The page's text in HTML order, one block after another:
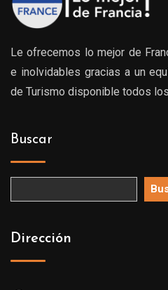
Le ofrecemos lo mejor de
e inolvidables gracias a un
de Turismo disponible todos
Buscar
Dirección